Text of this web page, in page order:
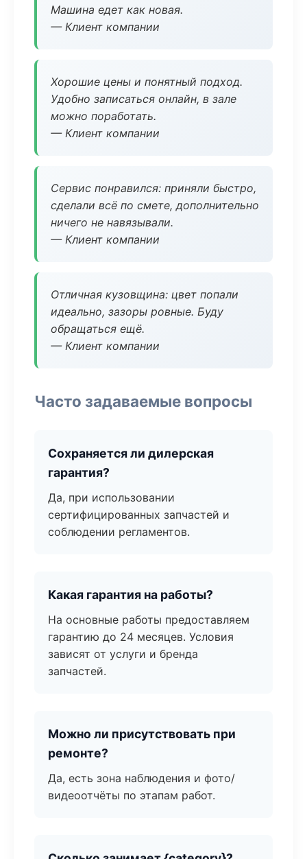
Машина едет как новая.
— Клиент компании
Хорошие цены и понятный подход.
Удобно записаться онлайн, в зале
можно поработать.
— Клиент компании
Сервис понравился: приняли быстро,
сделали всё по смете, дополнительно
ничего не навязывали.
— Клиент компании
Отличная кузовщина: цвет попали
идеально, зазоры ровные. Буду
обращаться ещё.
— Клиент компании
Часто задаваемые вопросы
Сохраняется ли дилерская
гарантия?
Да, при использовании
сертифицированных запчастей и
соблюдении регламентов.
Какая гарантия на работы?
На основные работы предоставляем
гарантию до 24 месяцев. Условия
зависят от услуги и бренда
запчастей.
Можно ли присутствовать при
ремонте?
Да, есть зона наблюдения и фото/
видеоотчёты по этапам работ.